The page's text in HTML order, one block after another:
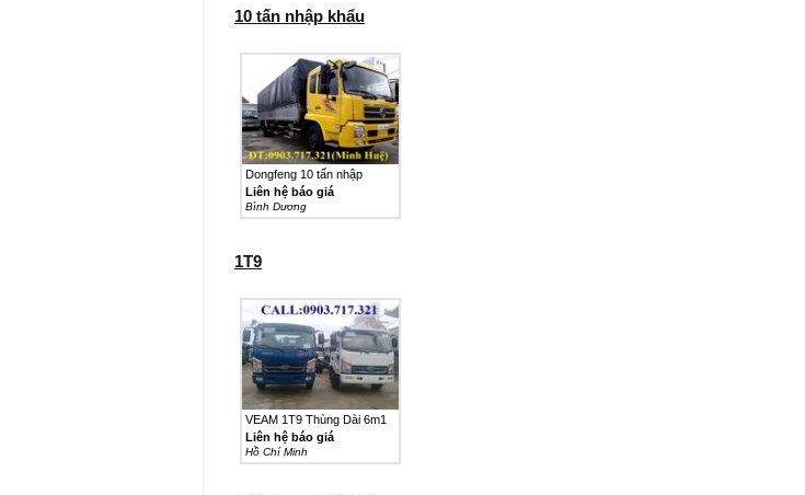
10 tấn nhập khẩu
Dongfeng 10 tấn nhập
khẩu...
Liên hệ báo giá
Bình Dương
1T9
VEAM 1T9 Thùng Dài 6m1
Liên hệ báo giá
Hồ Chí Minh